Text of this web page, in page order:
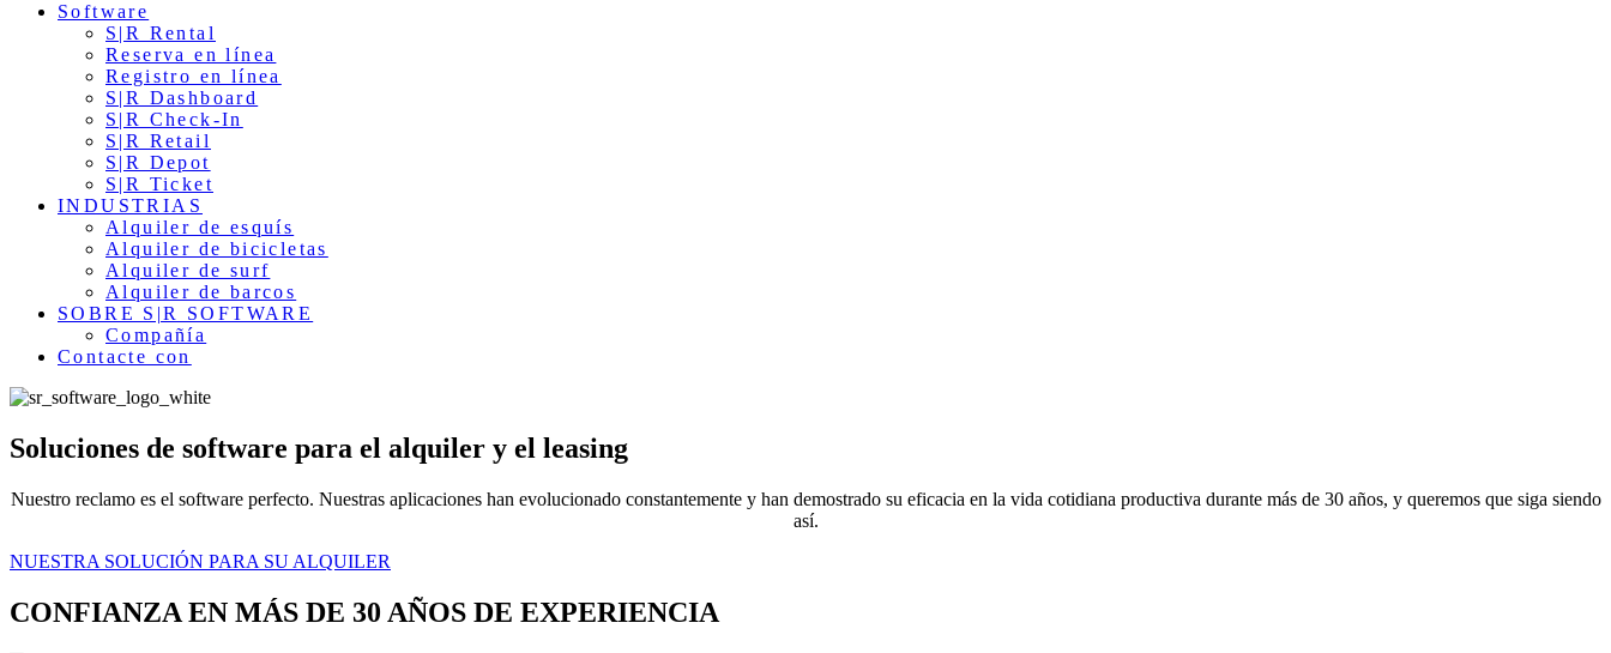
Software
S|R Rental
Reserva en línea
Registro en línea
S|R Dashboard
S|R Check-In
S|R Retail
S|R Depot
S|R Ticket
INDUSTRIAS
Alquiler de esquís
Alquiler de bicicletas
Alquiler de surf
Alquiler de barcos
SOBRE S|R SOFTWARE
Compañía
Contacte con
Soluciones de software para el alquiler y el leasing
Nuestro reclamo es el software perfecto. Nuestras aplicaciones han evolucionado constantemente y han demostrado su eficacia en la vida cotidiana productiva durante más de 30 años, y queremos que siga siendo
así.
NUESTRA SOLUCIÓN PARA SU ALQUILER
CONFIANZA EN MÁS DE 30 AÑOS DE EXPERIENCIA